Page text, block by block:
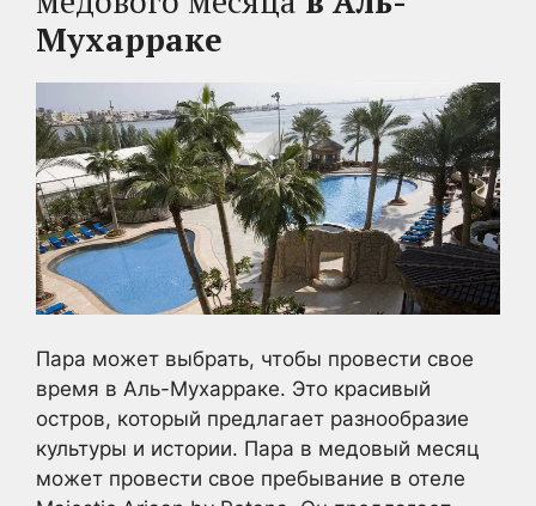
Мухарраке
Пара может выбрать, чтобы провести свое
время в Аль-Мухарраке. Это красивый
остров, который предлагает разнообразие
культуры и истории. Пара в медовый месяц
может провести свое пребывание в отеле